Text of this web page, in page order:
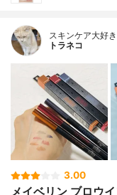
スキンケア大好き
トラネコ
3.00
メイベリン ブロウ